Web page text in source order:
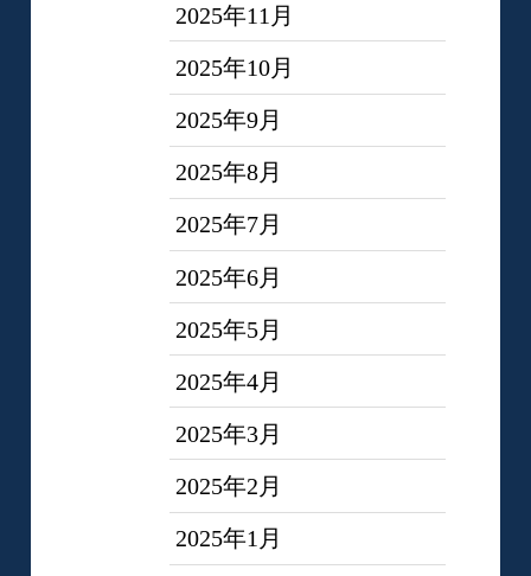
2025年11月
2025年10月
2025年9月
2025年8月
2025年7月
2025年6月
2025年5月
2025年4月
2025年3月
2025年2月
2025年1月